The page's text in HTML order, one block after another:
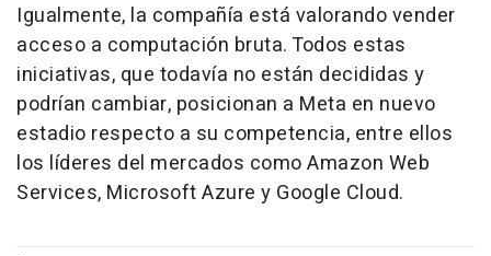
Igualmente, la compañía está valorando vender
acceso a computación bruta. Todos estas
iniciativas, que todavía no están decididas y
podrían cambiar, posicionan a Meta en nuevo
estadio respecto a su competencia, entre ellos
los líderes del mercados como Amazon Web
Services, Microsoft Azure y Google Cloud.